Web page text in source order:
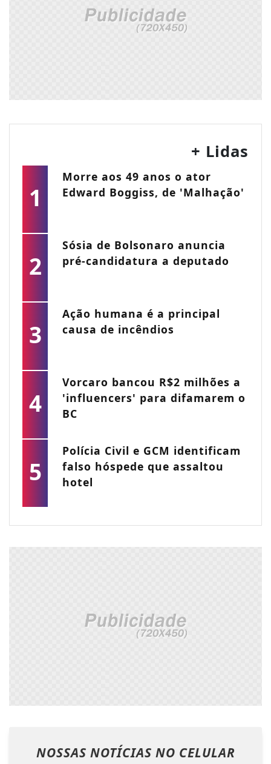
+ Lidas
1
Morre aos 49 anos o ator
Edward Boggiss, de 'Malhação'
2
Sósia de Bolsonaro anuncia
pré-candidatura a deputado
3
Ação humana é a principal
causa de incêndios
4
Vorcaro bancou R$2 milhões a
'influencers' para difamarem o
BC
5
Polícia Civil e GCM identificam
falso hóspede que assaltou
hotel
NOSSAS NOTÍCIAS NO CELULAR